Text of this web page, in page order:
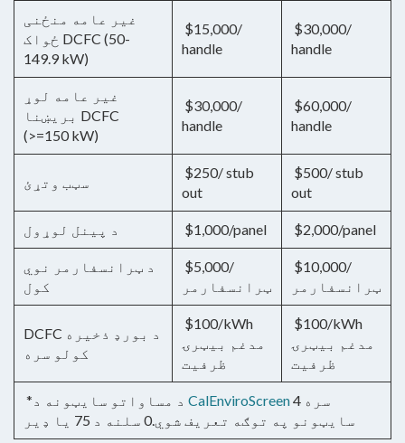
غیر عامه منځنی
ځواک DCFC (50-
149.9 kW)
$15,000/
handle
$30,000/
handle
غیر عامه لوړ
بریښنا DCFC
(>=150 kW)
$30,000/
handle
$60,000/
handle
سټب وتړئ
$250/ stub
out
$500/ stub
out
د پینل لوړول $1,000/panel $2,000/panel
د ټرانسفارمر نوي
کول
$5,000/
ټرانسفارمر
$10,000/
ټرانسفارمر
DCFC د بورډ ذخیره
کولو سره
$100/kWh
مدغم بیټرۍ
ظرفیت
$100/kWh
مدغم بیټرۍ
ظرفیت
CalEnviroScreen4 سره
سایټونو په توګه تعریف شوي.0 سلنه د 75 یا ډیر